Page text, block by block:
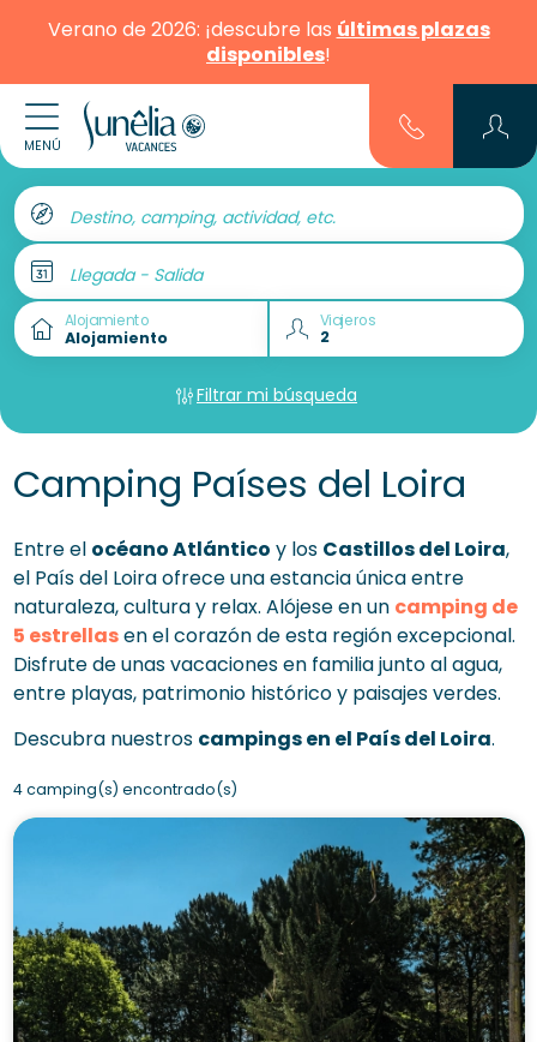
Verano de 2026: ¡descubre las últimas plazas
disponibles!
MENÚ
Destino, camping, actividad, etc.
Llegada - Salida
Alojamiento Viajeros
Filtrar mi búsqueda
Camping Países del Loira
Entre el océano Atlántico y los Castillos del Loira,
el País del Loira ofrece una estancia única entre
naturaleza, cultura y relax. Alójese en un camping de
5 estrellasen el corazón de esta región excepcional.
Disfrute de unas vacaciones en familia junto al agua,
entre playas, patrimonio histórico y paisajes verdes.
Descubra nuestros campings en el País del Loira.
4 camping(s) encontrado(s)